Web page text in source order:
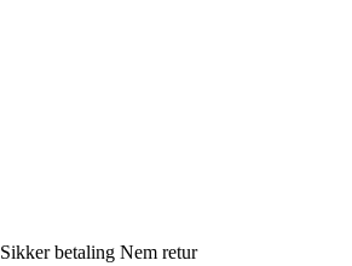
Sikker betaling Nem retur